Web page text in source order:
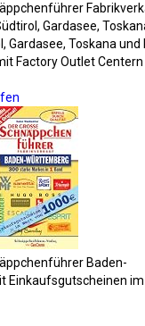
Gardasee,
Gardasee, Toskana und
Factory Outlet Centern
Baden-
Einkaufsgutscheinen im